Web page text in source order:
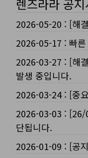
렌즈라라 공
2026-05-20 : [해
2026-05-17 : 빠
2026-03-27 : [해
발생 중입니다.
2026-03-24: [중
2026-03-03 : [26/
단됩니다.
2026-01-09 : [공